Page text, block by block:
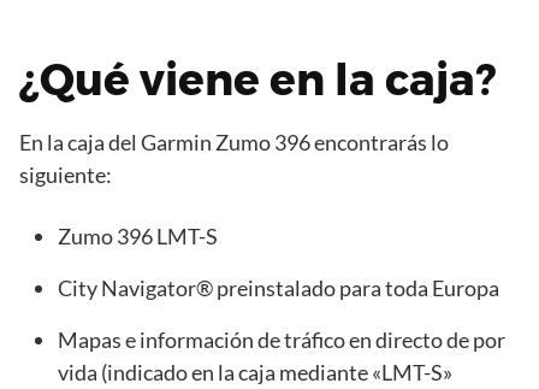
¿Qué viene en la caja?
En la caja del Garmin Zumo 396 encontrarás lo
siguiente:
Zumo 396 LMT-S
City Navigator® preinstalado para toda Europa
Mapas e información de tráfico en directo de por
vida (indicado en la caja mediante «LMT-S»